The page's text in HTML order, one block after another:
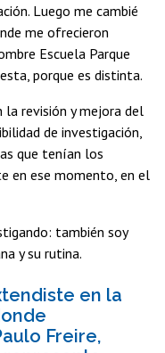
Luego me cambié
me ofrecieron
Escuela Parque
porque es distinta.
la revisión y mejora del
de investigación,
que tenían los
en ese momento, en el
también soy
y su rutina.
en la
Freire,